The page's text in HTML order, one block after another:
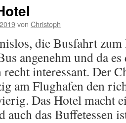
von Christoph
die Busfahrt
angenehm und da es
interessant. Der
am Flughafen den
Das Hotel macht
auch das Buffetessen